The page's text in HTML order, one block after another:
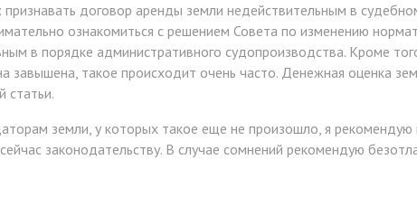
договор аренды земли недействительным в
ознакомиться с решением Совета по изменению
в порядке административного судопроизводства. Кроме
завышена, такое происходит очень часто. Денежная оценка
статьи.
земли, у которых такое еще не произошло, я рекомендую
законодательству. В случае сомнений рекомендую